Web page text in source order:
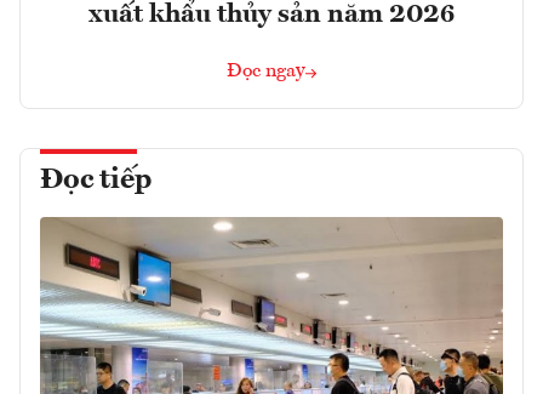
xuất khẩu thủy sản năm 2026
Đọc ngay
Đọc tiếp